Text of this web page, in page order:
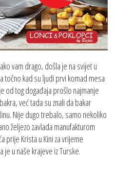
vam drago, došla je na svijet u
točno kad su ljudi prvi komad mesa
od tog događaja prošlo najmanje
već tada su znali da bakar
Nije dugo trebalo, samo nekoliko
željezo zavlada manufakturom
prije Krista u Kini za vrijeme
je u naše krajeve iz Turske.